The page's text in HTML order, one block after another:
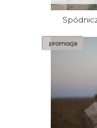
promocja